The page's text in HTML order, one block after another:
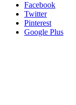
Facebook
Twitter
Pinterest
Google Plus